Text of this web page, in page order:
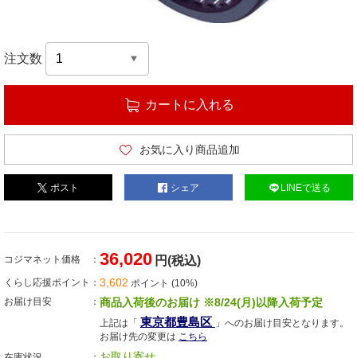
注文数
カートに入れる
お気に入り商品追加
ポスト シェア LINEで送る
コジマネット価格 36,020 円(税込)
くらし応援ポイント 3,602 ポイント (10%)
お届け目安
商品入荷後のお届け ※8/24(月)以降入荷予定
上記は「 東京都豊島区 」へのお届け目安となります。
お届け先の変更は こちら